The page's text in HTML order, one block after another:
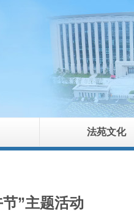
法苑文化
”主题活动